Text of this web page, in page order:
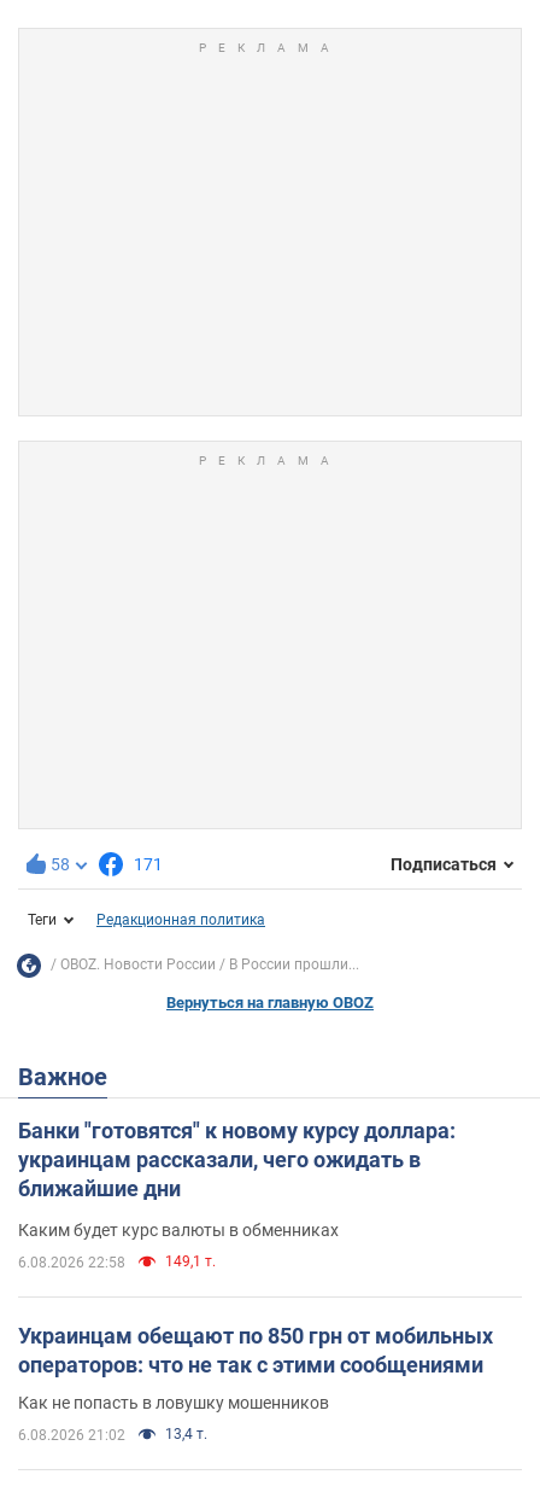
58 171 Подписаться
Теги Редакционная политика
OBOZ. Новости России В России прошли...
Вернуться на главную OBOZ
Важное
Банки "готовятся" к новому курсу доллара:
украинцам рассказали, чего ожидать в
ближайшие дни
Каким будет курс валюты в обменниках
6.08.2026 22:58 149,1 т.
Украинцам обещают по 850 грн от мобильных
операторов: что не так с этими сообщениями
Как не попасть в ловушку мошенников
6.08.2026 21:02 13,4 т.